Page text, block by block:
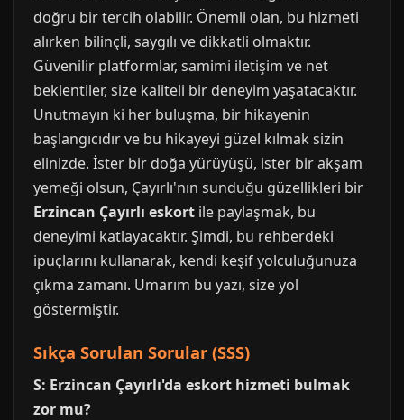
doğru bir tercih olabilir. Önemli olan, bu hizmeti
alırken bilinçli, saygılı ve dikkatli olmaktır.
Güvenilir platformlar, samimi iletişim ve net
beklentiler, size kaliteli bir deneyim yaşatacaktır.
Unutmayın ki her buluşma, bir hikayenin
başlangıcıdır ve bu hikayeyi güzel kılmak sizin
elinizde. İster bir doğa yürüyüşü, ister bir akşam
yemeği olsun, Çayırlı'nın sunduğu güzellikleri bir
Erzincan Çayırlı eskort ile paylaşmak, bu
deneyimi katlayacaktır. Şimdi, bu rehberdeki
ipuçlarını kullanarak, kendi keşif yolculuğunuza
çıkma zamanı. Umarım bu yazı, size yol
göstermiştir.
Sıkça Sorulan Sorular (SSS)
S: Erzincan Çayırlı'da eskort hizmeti bulmak
zor mu?